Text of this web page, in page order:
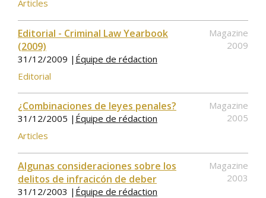
Articles
Editorial - Criminal Law Yearbook
(2009)
31/12/2009 | Équipe de rédaction
Editorial
Magazine
2009
¿Combinaciones de leyes penales?
31/12/2005 | Équipe de rédaction
Articles
Magazine
2005
Algunas consideraciones sobre los
delitos de infracicón de deber
31/12/2003 | Équipe de rédaction
Magazine
2003